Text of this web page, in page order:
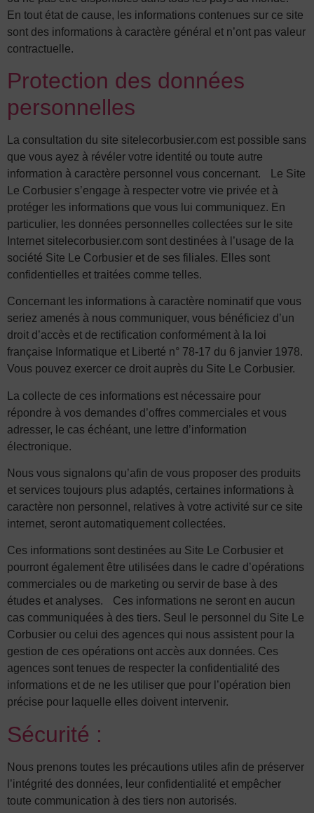
En tout état de cause, les informations contenues sur ce site
sont des informations à caractère général et n’ont pas valeur
contractuelle.
Protection des données
personnelles
La consultation du site sitelecorbusier.com est possible sans
que vous ayez à révéler votre identité ou toute autre
information à caractère personnel vous concernant. Le Site
Le Corbusier s’engage à respecter votre vie privée et à
protéger les informations que vous lui communiquez. En
particulier, les données personnelles collectées sur le site
Internet sitelecorbusier.com sont destinées à l’usage de la
société Site Le Corbusier et de ses filiales. Elles sont
confidentielles et traitées comme telles.
Concernant les informations à caractère nominatif que vous
seriez amenés à nous communiquer, vous bénéficiez d’un
droit d’accès et de rectification conformément à la loi
française Informatique et Liberté n° 78-17 du 6 janvier 1978.
Vous pouvez exercer ce droit auprès du Site Le Corbusier.
La collecte de ces informations est nécessaire pour
répondre à vos demandes d’offres commerciales et vous
adresser, le cas échéant, une lettre d’information
électronique.
Nous vous signalons qu’afin de vous proposer des produits
et services toujours plus adaptés, certaines informations à
caractère non personnel, relatives à votre activité sur ce site
internet, seront automatiquement collectées.
Ces informations sont destinées au Site Le Corbusier et
pourront également être utilisées dans le cadre d’opérations
commerciales ou de marketing ou servir de base à des
études et analyses. Ces informations ne seront en aucun
cas communiquées à des tiers. Seul le personnel du Site Le
Corbusier ou celui des agences qui nous assistent pour la
gestion de ces opérations ont accès aux données. Ces
agences sont tenues de respecter la confidentialité des
informations et de ne les utiliser que pour l’opération bien
précise pour laquelle elles doivent intervenir.
Sécurité :
Nous prenons toutes les précautions utiles afin de préserver
l’intégrité des données, leur confidentialité et empêcher
toute communication à des tiers non autorisés.